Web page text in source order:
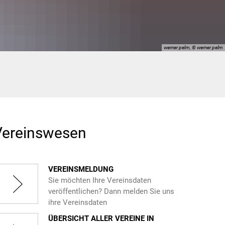
werner pelm, © werner pelm
VEREINSMELDUNG
Sie möchten Ihre Vereinsdaten
veröffentlichen? Dann melden Sie uns
ihre Vereinsdaten
ÜBERSICHT ALLER VEREINE IN